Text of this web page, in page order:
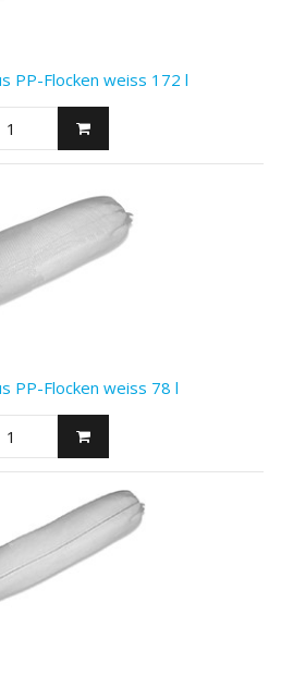
PP-Flocken weiss 172 l
PP-Flocken weiss 78 l